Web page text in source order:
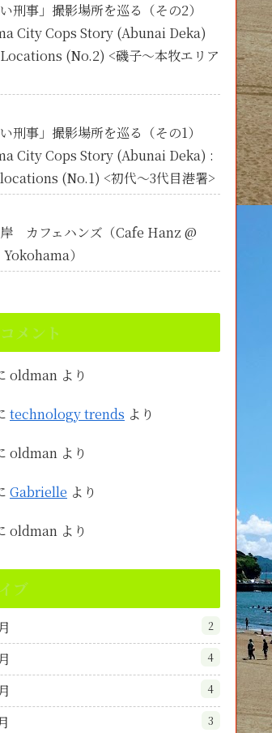
い刑事」撮影場所を巡る（その2）
City Cops Story (Abunai Deka)
(No.2) <磯子～本牧エリア
い刑事」撮影場所を巡る（その1）
City Cops Story (Abunai Deka) :
(No.1) <初代～3代目港署>
カフェハンズ（Cafe Hanz @
）
メント
oldman より
technology trends より
oldman より
Gabrielle より
oldman より
ブ
2
4
4
3